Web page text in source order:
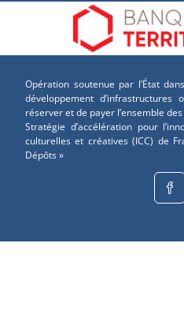
Opération soutenue par l’État
développement
réserver et de payer l’ensemble
Stratégie d’accélération pour
culturelles et créatives (ICC) de
Dépôts »